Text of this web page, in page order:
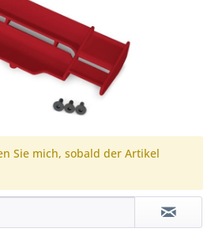
Sie mich, sobald der Artikel